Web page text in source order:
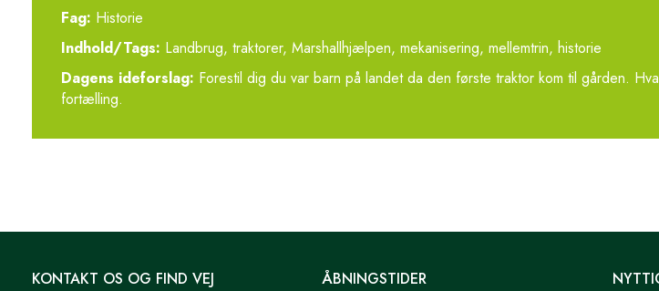
Fag: Historie
Indhold/Tags: Landbrug, traktorer, Marshallhjælpen, mekanisering, mellemtrin, historie
Dagens ideforslag: Forestil dig du var barn på landet da den første traktor kom til gården.
fortælling.
KONTAKT OS OG FIND VEJ ÅBNINGSTIDER